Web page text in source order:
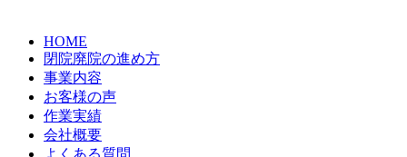
HOME
閉院廃院の進め方
事業内容
お客様の声
作業実績
会社概要
よくある質問